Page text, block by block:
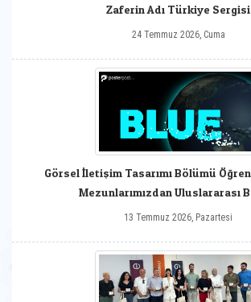
Zaferin Adı Türkiye Sergisi
24 Temmuz 2026, Cuma
Görsel İletişim Tasarımı Bölümü
Mezunlarımızdan Uluslararası
13 Temmuz 2026, Pazartesi